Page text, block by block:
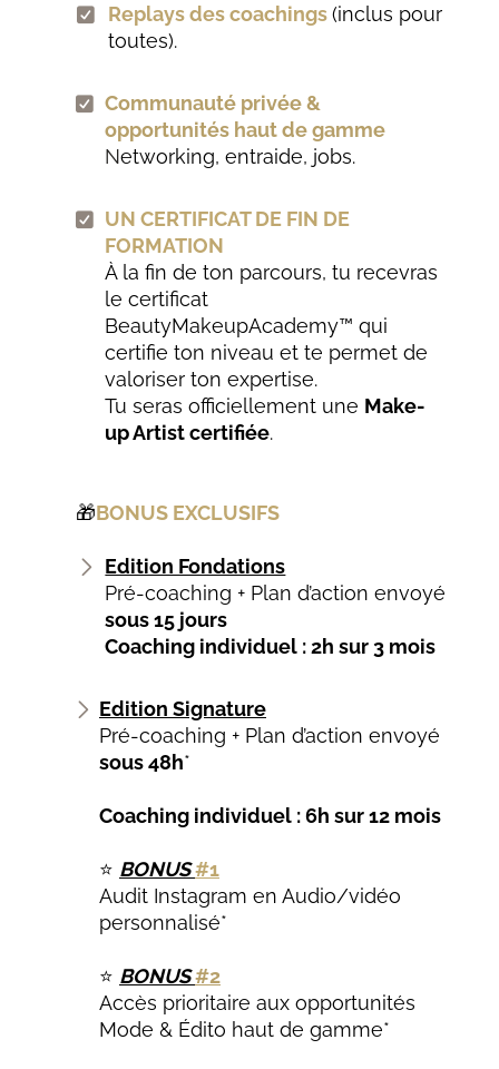
Replays des coachings (inclus pour
toutes).
Communauté privée &
opportunités haut de gamme
Networking, entraide, jobs.
UN CERTIFICAT DE FIN DE
FORMATION
À la fin de ton parcours, tu recevras
le certificat
BeautyMakeupAcademy™ qui
certifie ton niveau et te permet de
valoriser ton expertise.
Tu seras officiellement une Make-
up Artist certifiée.
🎁BONUS EXCLUSIFS
Edition Fondations
Pré-coaching + Plan d’action envoyé
sous 15 jours
Coaching individuel : 2h sur 3 mois
Edition Signature
Pré-coaching + Plan d’action envoyé
sous 48h*
Coaching individuel : 6h sur 12 mois
⭐ BONUS#1
Audit Instagram en Audio/vidéo
personnalisé*
⭐ BONUS#2
Accès prioritaire aux opportunités
Mode & Édito haut de gamme*